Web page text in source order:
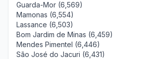
Guarda-Mor (6,569)
Mamonas (6,554)
Lassance (6,503)
Bom Jardim de Minas (6,459)
Mendes Pimentel (6,446)
São José do Jacuri (6,431)